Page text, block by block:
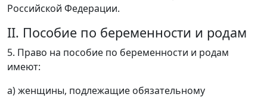
Российской Федерации.
II. Пособие по беременности и родам
5. Право на пособие по беременности и родам
имеют:
а) женщины, подлежащие обязательному